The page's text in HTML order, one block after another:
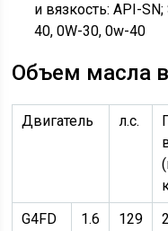
и вязкость: API-
40, 0W-30, 0w-40
Объем масла в
Двигатель л.с.
G4FD
1.6
129